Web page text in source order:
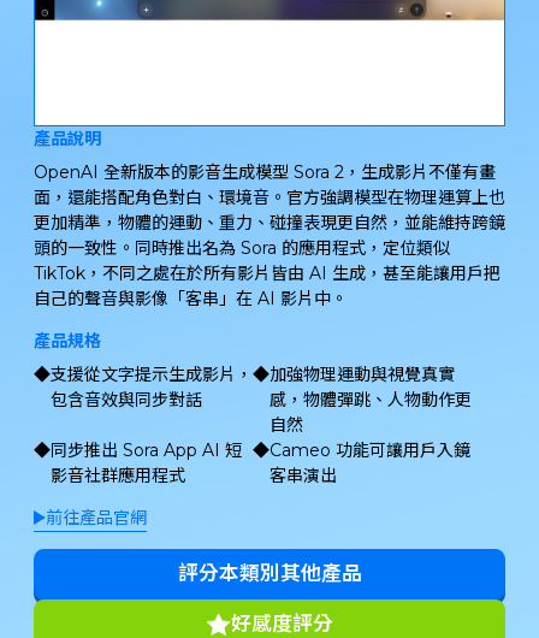
產品說明
OpenAI 全新版本的影音生成模型 Sora 2，生成影片不僅有畫
面，還能搭配角色對白、環境音。官方強調模型在物理運算上也
更加精準，物體的運動、重力、碰撞表現更自然，並能維持跨鏡
頭的一致性。同時推出名為 Sora 的應用程式，定位類似
TikTok，不同之處在於所有影片皆由 AI 生成，甚至能讓用戶把
自己的聲音與影像「客串」在 AI 影片中。
產品規格
支援從文字提示生成影片，
包含音效與同步對話
加強物理運動與視覺真實
感，物體彈跳、人物動作更
自然
同步推出 Sora App AI 短
影音社群應用程式
Cameo 功能可讓用戶入鏡
客串演出
前往產品官網
評分本類別其他產品
好感度評分